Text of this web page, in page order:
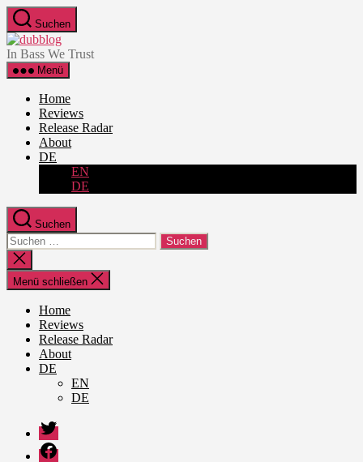
Zum
Inhalt
springen
Suchen
dubblog
In Bass We Trust
Menü
Home
Reviews
Release Radar
About
DE
EN
DE
Suchen
Suche
nach:
Suche
schließen
Menü schließen
Home
Reviews
Release Radar
About
DE
EN
DE
Twitter
Facebook